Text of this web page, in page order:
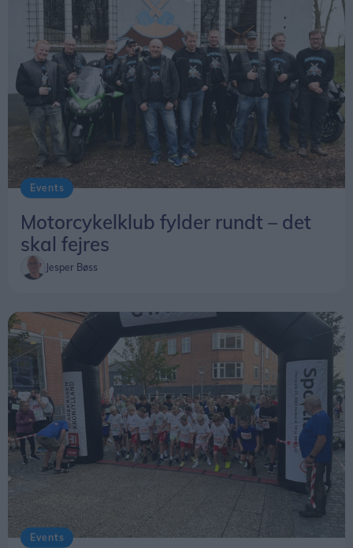
Events
Motorcykelklub fylder rundt – det
skal fejres
Jesper Bøss
Events